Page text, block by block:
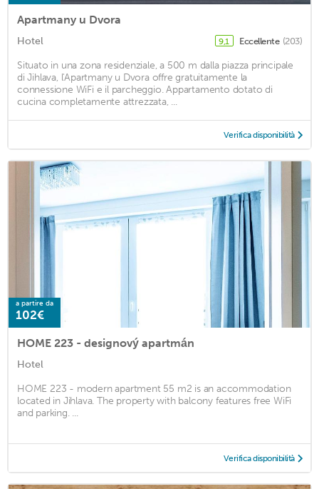
Apartmany u Dvora
Hotel 9,1 Eccellente (203)
Situato in una zona residenziale, a 500 m dalla piazza principale
di Jihlava, l'Apartmany u Dvora offre gratuitamente la
connessione WiFi e il parcheggio. Appartamento dotato di
cucina completamente attrezzata, ...
Verifica disponibilità
a partire da
102€
HOME 223 - designový apartmán
Hotel
HOME 223 - modern apartment 55 m2 is an accommodation
located in Jihlava. The property with balcony features free WiFi
and parking. ...
Verifica disponibilità